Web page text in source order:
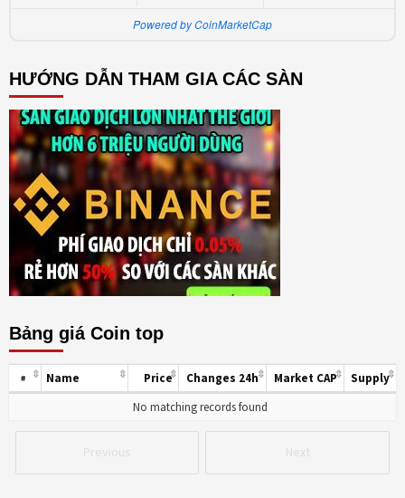
Powered by CoinMarketCap
HƯỚNG DẪN THAM GIA CÁC SÀN
Bảng giá Coin top
Previous Next
# Name Price Changes 24h Market CAP
Supply
No matching records found